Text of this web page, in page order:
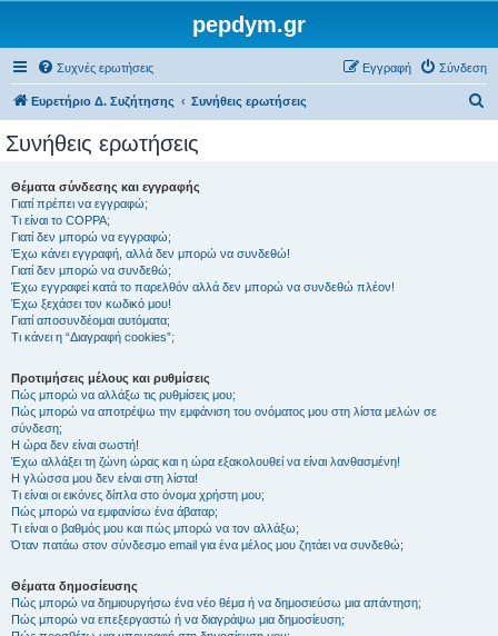
pepdym.gr
Συχνές ερωτήσεις Σύνδεση
Εγγραφή
Ευρετήριο Δ. Συζήτησης Συνήθεις ερωτήσεις
Συνήθεις ερωτήσεις
Θέματα σύνδεσης και εγγραφής
Γιατί πρέπει να εγγραφώ;
Τι είναι το COPPA;
Γιατί δεν μπορώ να εγγραφώ;
Έχω κάνει εγγραφή, αλλά δεν μπορώ να συνδεθώ!
Γιατί δεν μπορώ να συνδεθώ;
Έχω εγγραφεί κατά το παρελθόν αλλά δεν μπορώ να συνδεθώ πλέον!
Έχω ξεχάσει τον κωδικό μου!
Γιατί αποσυνδέομαι αυτόματα;
Τι κάνει η “Διαγραφή cookies”;
Προτιμήσεις μέλους και ρυθμίσεις
Πώς μπορώ να αλλάξω τις ρυθμίσεις μου;
Πώς μπορώ να αποτρέψω την εμφάνιση του ονόματος μου στη λίστα μελών σε
σύνδεση;
Η ώρα δεν είναι σωστή!
Έχω αλλάξει τη ζώνη ώρας και η ώρα εξακολουθεί να είναι λανθασμένη!
Η γλώσσα μου δεν είναι στη λίστα!
Τι είναι οι εικόνες δίπλα στο όνομα χρήστη μου;
Πώς μπορώ να εμφανίσω ένα άβαταρ;
Τι είναι ο βαθμός μου και πώς μπορώ να τον αλλάξω;
Όταν πατάω στον σύνδεσμο email για ένα μέλος μου ζητάει να συνδεθώ;
Θέματα δημοσίευσης
Πώς μπορώ να δημιουργήσω ένα νέο θέμα ή να δημοσιεύσω μια απάντηση;
Πώς μπορώ να επεξεργαστώ ή να διαγράψω μια δημοσίευση;